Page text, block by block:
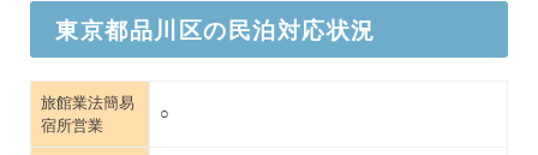
東京都品川区の民泊対応状況
旅館業法簡易
宿所営業
○